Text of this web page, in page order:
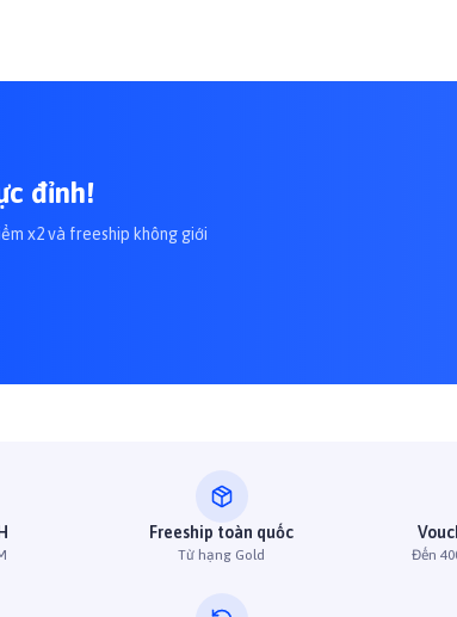
đỉnh!
x2 và freeship không giới
Freeship toàn quốc
Từ hạng Gold Đến